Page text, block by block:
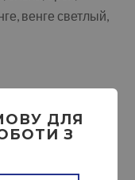
венге светлый,
ДЛЯ
З